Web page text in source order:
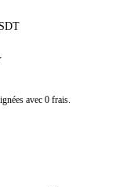
avec 0 frais.